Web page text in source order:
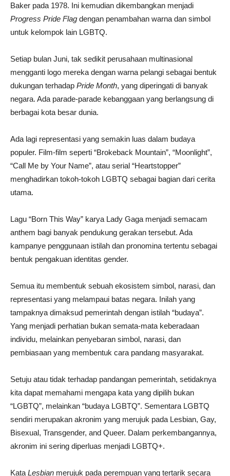
Baker pada 1978. Ini kemudian dikembangkan menjadi
Progress Pride Flag dengan penambahan warna dan simbol
untuk kelompok lain LGBTQ.
Setiap bulan Juni, tak sedikit perusahaan multinasional
mengganti logo mereka dengan warna pelangi sebagai bentuk
dukungan terhadap Pride Month, yang diperingati di banyak
negara. Ada parade-parade kebanggaan yang berlangsung di
berbagai kota besar dunia.
Ada lagi representasi yang semakin luas dalam budaya
populer. Film-film seperti “Brokeback Mountain”, “Moonlight”,
“Call Me by Your Name”, atau serial “Heartstopper”
menghadirkan tokoh-tokoh LGBTQ sebagai bagian dari cerita
utama.
Lagu “Born This Way” karya Lady Gaga menjadi semacam
anthem bagi banyak pendukung gerakan tersebut. Ada
kampanye penggunaan istilah dan pronomina tertentu sebagai
bentuk pengakuan identitas gender.
Semua itu membentuk sebuah ekosistem simbol, narasi, dan
representasi yang melampaui batas negara. Inilah yang
tampaknya dimaksud pemerintah dengan istilah “budaya”.
Yang menjadi perhatian bukan semata-mata keberadaan
individu, melainkan penyebaran simbol, narasi, dan
pembiasaan yang membentuk cara pandang masyarakat.
Setuju atau tidak terhadap pandangan pemerintah, setidaknya
kita dapat memahami mengapa kata yang dipilih bukan
“LGBTQ”, melainkan “budaya LGBTQ”. Sementara LGBTQ
sendiri merupakan akronim yang merujuk pada Lesbian, Gay,
Bisexual, Transgender, and Queer. Dalam perkembangannya,
akronim ini sering diperluas menjadi LGBTQ+.
Kata Lesbian merujuk pada perempuan yang tertarik secara